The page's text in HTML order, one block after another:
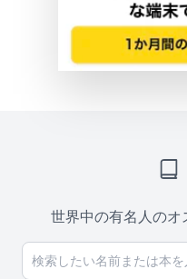
世界中の有名人のオ